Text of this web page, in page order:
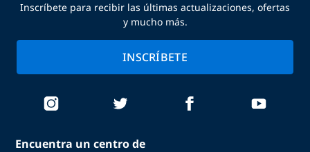
Encuentra un centro de
Inscríbete para recibir las últimas actualizaciones, ofertas
y mucho más.
INSCRÍBETE